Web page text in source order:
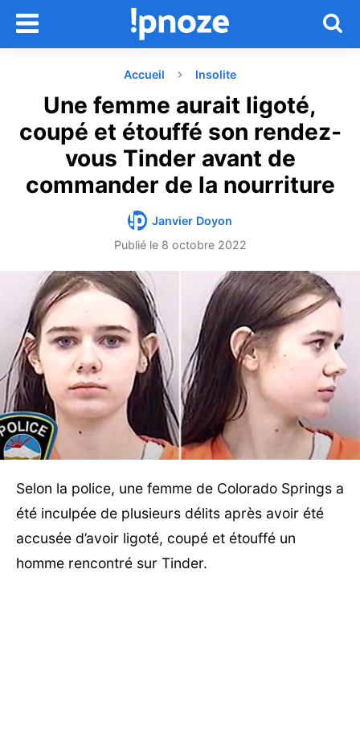
Accueil Insolite
Une femme aurait ligoté,
coupé et étouffé son rendez-
vous Tinder avant de
commander de la nourriture
Janvier Doyon
Publié le 8 octobre 2022
Selon la police, une femme de Colorado Springs a
été inculpée de plusieurs délits après avoir été
accusée d’avoir ligoté, coupé et étouffé un
homme rencontré sur Tinder.